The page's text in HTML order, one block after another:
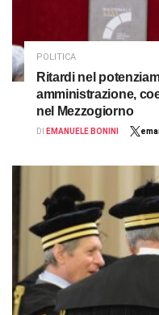
POLITICA
Ritardi nel
amministrazione,
nel Mezzogiorno
DI EMANUELE BONINI